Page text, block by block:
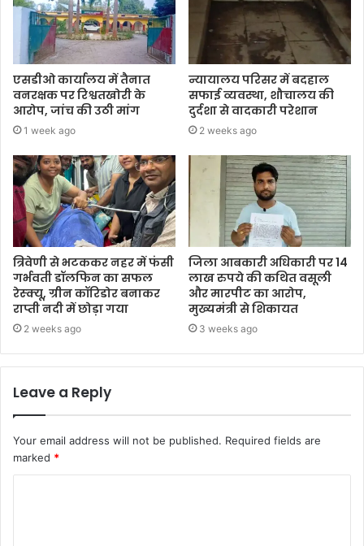
एसडीओ कार्यालय में तैनात
वनरक्षक पर रिश्वतखोरी के
आरोप, जांच की उठी मांग
1 week ago
न्यायालय परिसर में बदहाल
सफाई व्यवस्था, शौचालय की
दुर्दशा से वादकारी परेशान
2 weeks ago
त्रिवेणी से भटककर नहर में फंसी
गर्भवती डॉलफिन का सफल
रेस्क्यू, ग्रीन कॉरिडोर बनाकर
राप्ती नदी में छोड़ा गया
2 weeks ago
जिला आबकारी अधिकारी पर 14
लाख रुपये की कथित वसूली
और मारपीट का आरोप,
मुख्यमंत्री से शिकायत
3 weeks ago
Leave a Reply
Your email address will not be published. Required fields are
marked *